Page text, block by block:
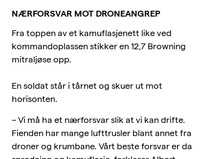
NÆRFORSVAR MOT DRONEANGREP
Fra toppen av et kamuflasjenett like ved
kommandoplassen stikker en 12,7 Browning
mitraljøse opp.
En soldat står i tårnet og skuer ut mot
horisonten.
– Vi må ha et nærforsvar slik at vi kan drifte.
Fienden har mange lufttrusler blant annet fra
droner og krumbane. Vårt beste forsvar er da